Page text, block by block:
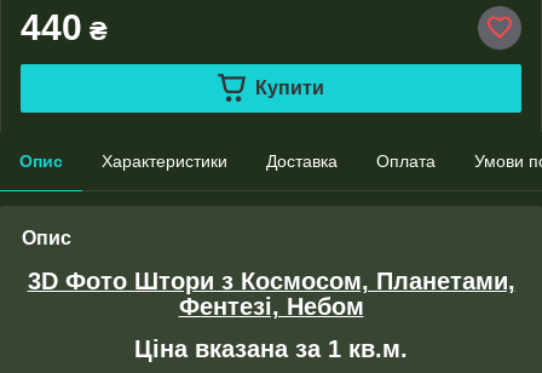
440 ₴
Купити
Опис Характеристики Доставка Оплата Умови
Опис
3D Фото Штори з Космосом, Планетами,
Фентезі, Небом
Ціна вказана за 1 кв.м.